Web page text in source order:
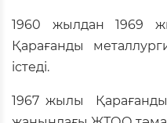
1960 жылдан 1969
Қарағанды
істеді.
1967 жылы